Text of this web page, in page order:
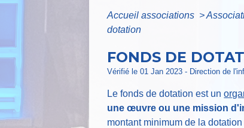
Accueil associations >
dotation
FONDS DE
Vérifié le 01 Jan 2023 - Direction de
Le fonds de dotation est un
une œuvre ou une mission
montant minimum de la